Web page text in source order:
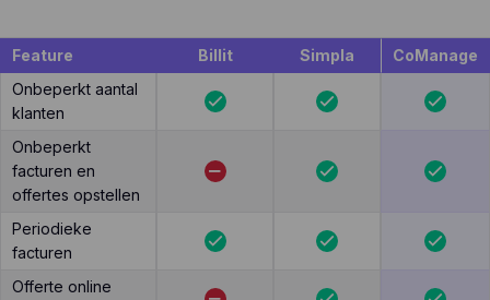
Feature Billit Simpla
CoManage
Onbeperkt aantal
klanten
Onbeperkt
facturen en
offertes opstellen
Periodieke
facturen
Offerte online